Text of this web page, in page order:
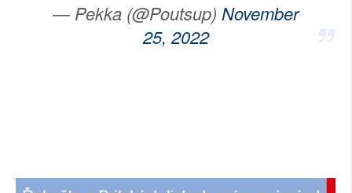
— Pekka (@Poutsup) November
25, 2022